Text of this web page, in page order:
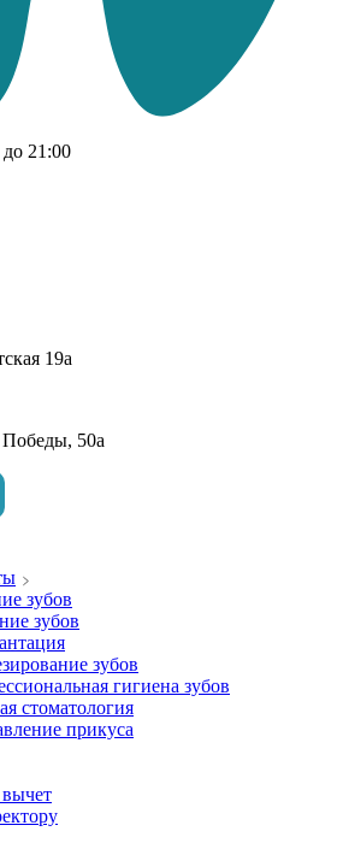
21:00
19а
50а
зубов
зубов
зубов
гигиена зубов
стоматология
прикуса